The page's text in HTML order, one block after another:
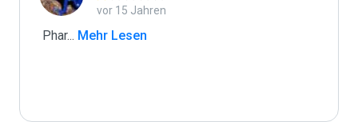
vor 15 Jahren
Phar... Mehr Lesen